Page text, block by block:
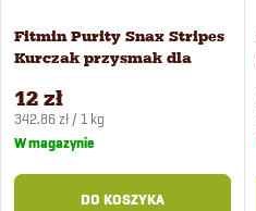
t
ó
w
Fitmin Purity Snax Stripes
Kurczak przysmak dla
12 zł
Cena
jednostkowa:
342,86 zł / 1 kg
W magazynie
DO KOSZYKA